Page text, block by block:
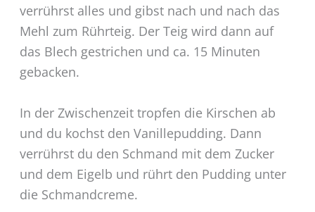
verrührst alles und gibst nach und nach das
Mehl zum Rührteig. Der Teig wird dann auf
das Blech gestrichen und ca. 15 Minuten
gebacken.
In der Zwischenzeit tropfen die Kirschen ab
und du kochst den Vanillepudding. Dann
verrührst du den Schmand mit dem Zucker
und dem Eigelb und rührt den Pudding unter
die Schmandcreme.